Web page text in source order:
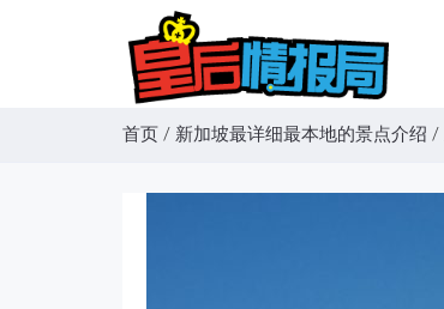
首页 / 新加坡最详细最本地的景点介绍 /